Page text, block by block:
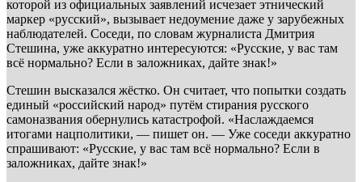
которой из официальных заявлений исчезает этнический
маркер «русский», вызывает недоумение даже у зарубежных
наблюдателей. Соседи, по словам журналиста Дмитрия
Стешина, уже аккуратно интересуются: «Русские, у вас там
всё нормально? Если в заложниках, дайте знак!»
Стешин высказался жёстко. Он считает, что попытки создать
единый «российский народ» путём стирания русского
самоназвания обернулись катастрофой. «Наслаждаемся
итогами нацполитики, — пишет он. — Уже соседи аккуратно
спрашивают: «Русские, у вас там всё нормально? Если в
заложниках, дайте знак!»